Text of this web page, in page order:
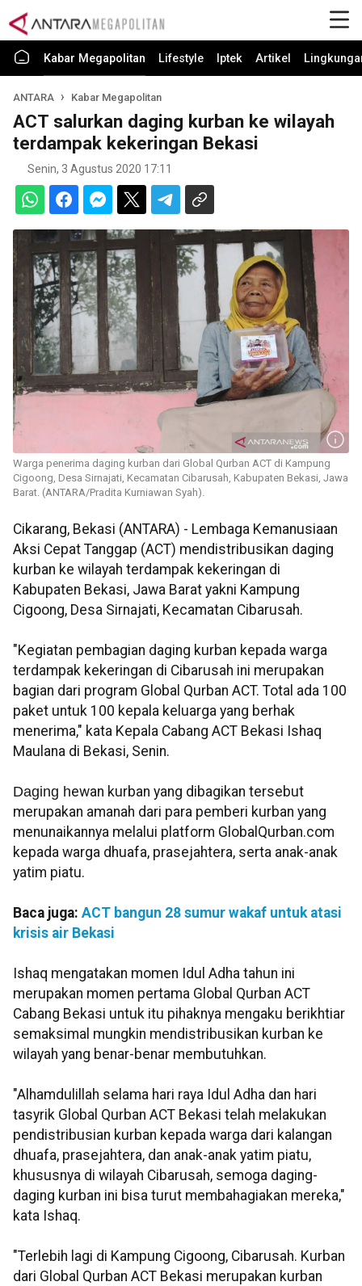
Kabar Megapolitan Lifestyle Iptek Artikel
ANTARA Kabar Megapolitan
ACT salurkan daging kurban ke wilayah
terdampak kekeringan Bekasi
Senin, 3 Agustus 2020 17:11
Warga penerima daging kurban dari Global Qurban ACT di Kampung
Cigoong, Desa Sirnajati, Kecamatan Cibarusah, Kabupaten Bekasi, Jawa
Barat. (ANTARA/Pradita Kurniawan Syah).
Cikarang, Bekasi (ANTARA) - Lembaga Kemanusiaan
Aksi Cepat Tanggap (ACT) mendistribusikan daging
kurban ke wilayah terdampak kekeringan di
Kabupaten Bekasi, Jawa Barat yakni Kampung
Cigoong, Desa Sirnajati, Kecamatan Cibarusah.
"Kegiatan pembagian daging kurban kepada warga
terdampak kekeringan di Cibarusah ini merupakan
bagian dari program Global Qurban ACT. Total ada 100
paket untuk 100 kepala keluarga yang berhak
menerima," kata Kepala Cabang ACT Bekasi Ishaq
Maulana di Bekasi, Senin.
Daging hewan kurban yang dibagikan tersebut
merupakan amanah dari para pemberi kurban yang
menunaikannya melalui platform GlobalQurban.com
kepada warga dhuafa, prasejahtera, serta anak-anak
yatim piatu.
Baca juga: ACT bangun 28 sumur wakaf untuk atasi
krisis air Bekasi
Ishaq mengatakan momen Idul Adha tahun ini
merupakan momen pertama Global Qurban ACT
Cabang Bekasi untuk itu pihaknya mengaku berikhtiar
semaksimal mungkin mendistribusikan kurban ke
wilayah yang benar-benar membutuhkan.
"Alhamdulillah selama hari raya Idul Adha dan hari
tasyrik Global Qurban ACT Bekasi telah melakukan
pendistribusian kurban kepada warga dari kalangan
dhuafa, prasejahtera, dan anak-anak yatim piatu,
khususnya di wilayah Cibarusah, semoga daging-
daging kurban ini bisa turut membahagiakan mereka,"
kata Ishaq.
"Terlebih lagi di Kampung Cigoong, Cibarusah. Kurban
dari Global Qurban ACT Bekasi merupakan kurban